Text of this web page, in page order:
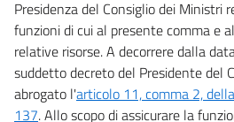
Presidenza del Consiglio dei Ministri
funzioni di cui al presente comma e
relative risorse. A decorrere dalla
suddetto decreto del Presidente del
abrogato l'articolo 11, comma 2,
137. Allo scopo di assicurare la